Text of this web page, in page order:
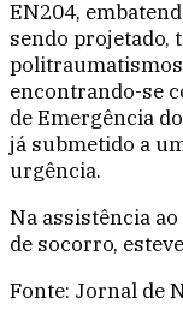
EN204,
sendo projetado,
encontrando-se
de Emergência
já submetido a
urgência.
Na assistência
de socorro,
Fonte: Jornal de